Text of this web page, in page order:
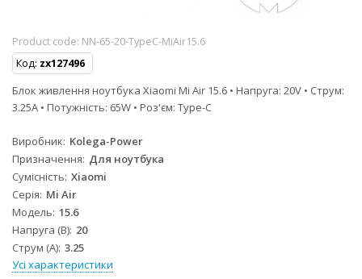
Product code: NN-65-20-TypeC-MiAir15.6
Код: zx127496
Блок живлення ноутбука Xiaomi Mi Air 15.6 • Напруга: 20V • Струм:
3.25A • Потужність: 65W • Роз'єм: Type-C
Виробник Kolega-Power
Призначення Для ноутбука
Сумісність Xiaomi
Серія Mi Air
Модель 15.6
Напруга (В) 20
Струм (А) 3.25
Усі характеристики